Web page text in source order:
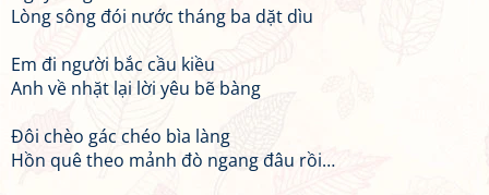
Lòng sông đói nước tháng ba dặt dìu
Em đi người bắc cầu kiều
Anh về nhặt lại lời yêu bẽ bàng
Đôi chèo gác chéo bìa làng
Hồn quê theo mảnh đò ngang đâu rồi…